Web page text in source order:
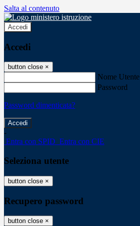
Salta al contenuto
Accedi
Accedi
button close ×
Nome Utente
Password
Password dimenticata?
-
Entra con SPID Entra con CIE
Seleziona utente
button close ×
Recupero password
button close ×